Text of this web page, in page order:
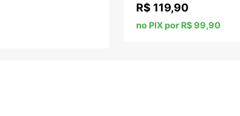
R$ 119,90
no PIX por R$ 99,90